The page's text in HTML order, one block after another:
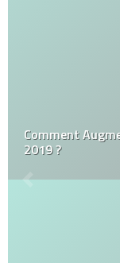
Comment
2019 ?